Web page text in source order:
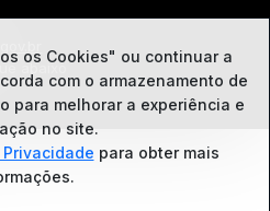
abaixo
os Cookies" ou continuar a
com o armazenamento de
para melhorar a experiência e
no site.
para obter mais